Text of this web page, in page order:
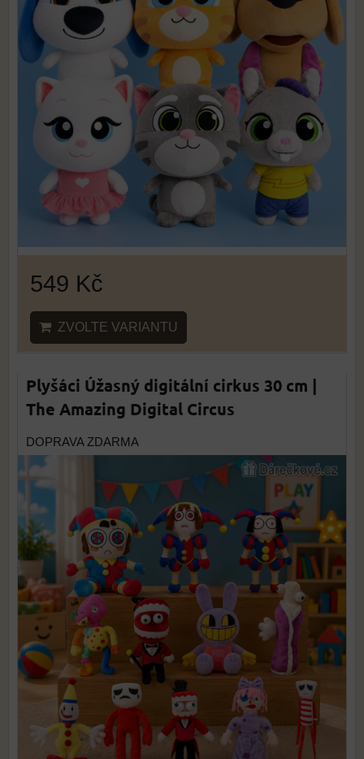
549 Kč
ZVOLTE VARIANTU
Plyšáci Úžasný digitální cirkus 30 cm |
The Amazing Digital Circus
DOPRAVA ZDARMA